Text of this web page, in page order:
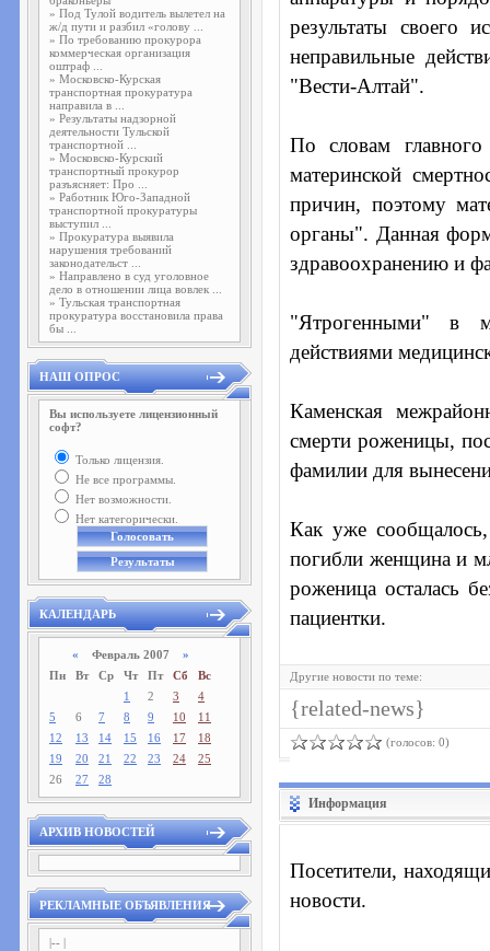
» Под Тулой водитель вылетел на
ж/д пути и разбил «голову ...
» По требованию прокурора
коммерческая организация
оштраф ...
» Московско-Курская
транспортная прокуратура
направила в ...
» Результаты надзорной
деятельности Тульской
транспортной ...
» Московско-Курский
транспортный прокурор
разъясняет: Про ...
» Работник Юго-Западной
транспортной прокуратуры
выступил ...
» Прокуратура выявила
нарушения требований
законодательст ...
» Направлено в суд уголовное
дело в отношении лица вовлек ...
» Тульская транспортная
прокуратура восстановила права
бы ...
НАШ ОПРОС
Вы используете лицензионный
софт?
Только лицензия.
Не все программы.
Нет возможности.
Нет категорически.
КАЛЕНДАРЬ
« Февраль 2007 »
Пн
Вт Ср Чт Пт Сб
Вс
1
2 3
4
5
6 7 8 9 10
11
12
13 14 15 16 17
18
19
20 21 22 23 24
25
26
27 28
АРХИВ НОВОСТЕЙ
РЕКЛАМНЫЕ ОБЪЯВЛЕНИЯ
|-- |
результаты своего
неправильные
"Вести-Алтай".
По словам
материнской
причин, поэтому
органы". Данная
здравоохранению и
"Ятрогенными" в
действиями
Каменская
смерти роженицы,
фамилии для
Как уже сообщалось,
погибли женщина и
роженица осталась
пациентки.
Другие новости по теме:
{related-news}
(голосов: 0)
Информация
Посетители,
новости.